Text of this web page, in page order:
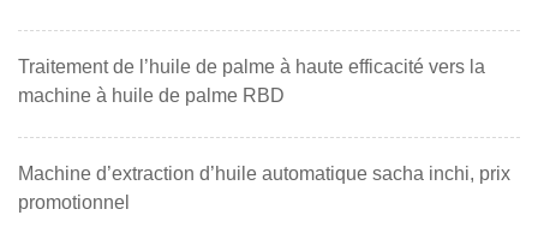
Traitement de l’huile de palme à haute efficacité vers la
machine à huile de palme RBD
Machine d’extraction d’huile automatique sacha inchi, prix
promotionnel